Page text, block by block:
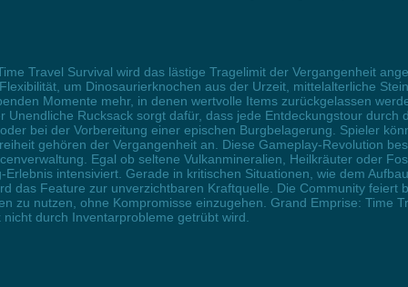
Travel Survival wird das lästige Tragelimit der Vergangenheit
um Dinosaurierknochen aus der Urzeit, mittelalterliche
Momente mehr, in denen wertvolle Items zurückgelassen
Rucksack sorgt dafür, dass jede Entdeckungstour
bei der Vorbereitung einer epischen Burgbelagerung. Spieler
gehören der Vergangenheit an. Diese Gameplay-Revolution
Egal ob seltene Vulkanmineralien, Heilkräuter oder
intensiviert. Gerade in kritischen Situationen, wie dem
das Feature zur unverzichtbaren Kraftquelle. Die Community feiert
zu nutzen, ohne Kompromisse einzugehen. Grand Emprise: Time
durch Inventarprobleme getrübt wird.